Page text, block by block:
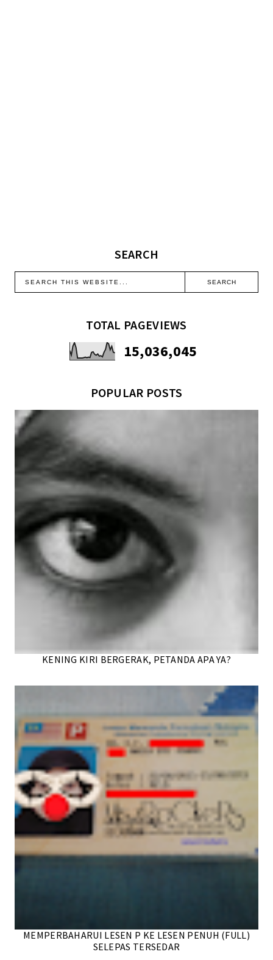
SEARCH
TOTAL PAGEVIEWS
15,036,045
POPULAR POSTS
KENING KIRI BERGERAK, PETANDA APA YA?
MEMPERBAHARUI LESEN P KE LESEN PENUH (FULL)
SELEPAS TERSEDAR